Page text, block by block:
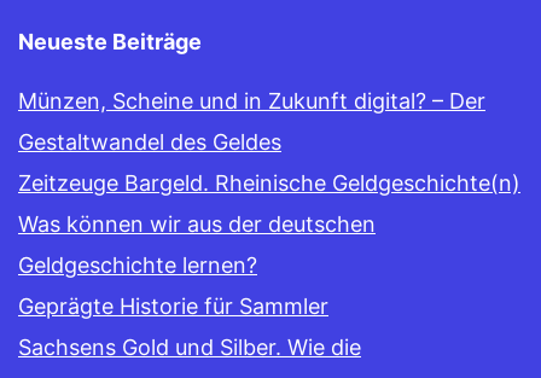
Neueste Beiträge
Münzen, Scheine und in Zukunft digital? – Der
Gestaltwandel des Geldes
Zeitzeuge Bargeld. Rheinische Geldgeschichte(n)
Was können wir aus der deutschen
Geldgeschichte lernen?
Geprägte Historie für Sammler
Sachsens Gold und Silber. Wie die